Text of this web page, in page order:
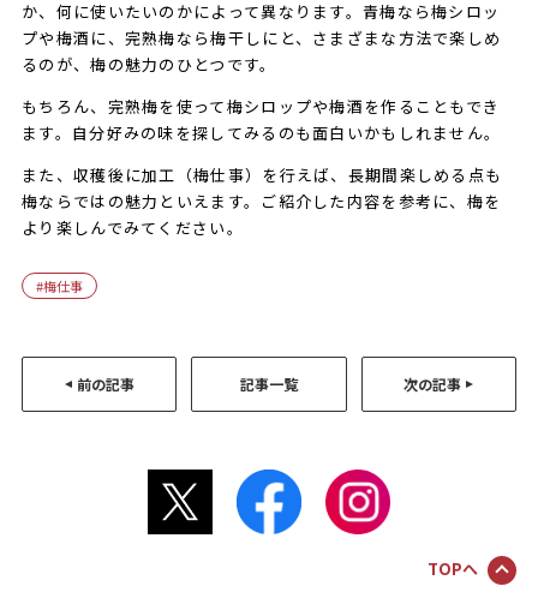
か、何に使いたいのかによって異なります。青梅なら梅シロッ
プや梅酒に、完熟梅なら梅干しにと、さまざまな方法で楽しめ
るのが、梅の魅力のひとつです。
もちろん、完熟梅を使って梅シロップや梅酒を作ることもでき
ます。自分好みの味を探してみるのも面白いかもしれません。
また、収穫後に加工（梅仕事）を行えば、長期間楽しめる点も
梅ならではの魅力といえます。ご紹介した内容を参考に、梅を
より楽しんでみてください。
梅仕事
前の記事 記事一覧 次の記事
TOPへ